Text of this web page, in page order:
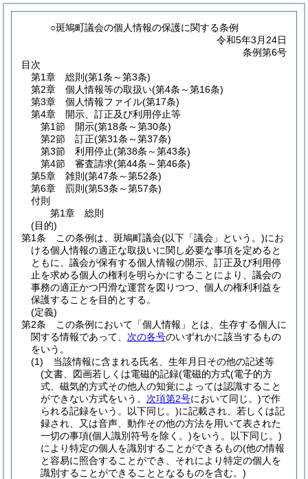
○斑鳩町議会の個人情報の保護に関する条例
令和5年3月24日
条例第6号
目次
第1章
総則 (第1条～第3条)
第2章
個人情報等の取扱い(第4条～第16条)
第3章
個人情報ファイル(第17条)
第4章
開示、訂正及び利用停止等
第1節
開示(第18条～第30条)
第2節
訂正(第31条～第37条)
第3節
利用停止(第38条～第43条)
第4節
審査請求(第44条～第46条)
第5章
雑則 (第47条～第52条)
第6章
罰則 (第53条～第57条)
付則
第1章
総則
(目的)
第1条
この条例は、斑鳩町議会(以下「議会」という。)にお
ける個人情報の適正な取扱いに関し必要な事項を定めると
ともに、議会が保有する個人情報の開示、訂正及び利用停
止を求める個人の権利を明らかにすることにより、議会の
事務の適正かつ円滑な運営を図りつつ、個人の権利利益を
保護することを目的とする。
(定義)
第2条
この条例において「個人情報」とは、生存する個人に
関する情報であって、 次の各号のいずれかに該当するもの
をいう。
(1)
当該情報に含まれる氏名、生年月日その他の記述等
(文書、図画若しくは電磁的記録(電磁的方式(電子的方
式、磁気的方式その他人の知覚によっては認識すること
ができない方式をいう。 次項第2号において同じ。)で作
られる記録をいう。以下同じ。)に記載され、若しくは記
録され、又は音声、動作その他の方法を用いて表された
一切の事項(個人識別符号を除く。)をいう。以下同じ。)
により特定の個人を識別することができるもの(他の情報
と容易に照合することができ、それにより特定の個人を
識別することができることとなるものを含む。)